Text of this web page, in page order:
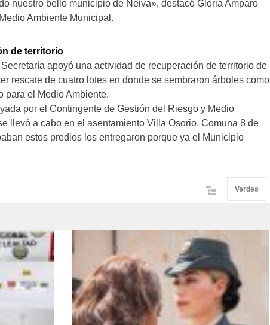
nuestro bello municipio de Neiva», destacó Gloria Amparo
Ambiente Municipal.
de territorio
apoyó una actividad de recuperación de territorio de
rescate de cuatro lotes en donde se sembraron árboles como
para el Medio Ambiente.
por el Contingente de Gestión del Riesgo y Medio
llevó a cabo en el asentamiento Villa Osorio, Comuna 8 de
estos predios los entregaron porque ya el Municipio
Verdes